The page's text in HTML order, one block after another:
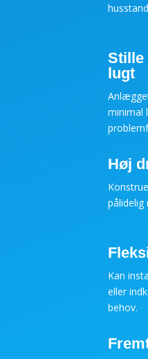
Stille
lugt
minimal
Høj
pålidelig
Kan
eller
behov.